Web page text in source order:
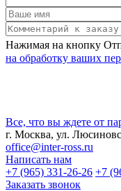
Нажимая на кнопку
на обработку ваших
Все, что вы ждете от
г. Москва, ул.
office@inter-ross.ru
Написать нам
+7 (965) 331-26-26 +7
Заказать звонок